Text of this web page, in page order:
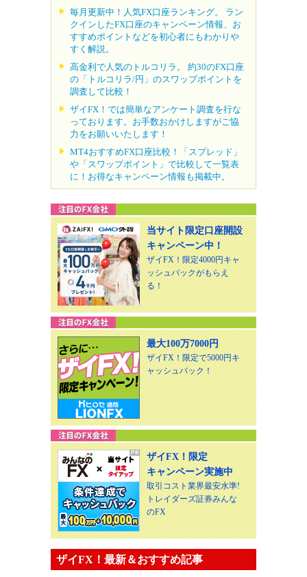
毎月更新中！人気FX口座ランキング。 ラン
クインしたFX口座のキャンペーン情報、お
すすめポイントなどを初心者にもわかりや
すく解説。
高金利で人気のトルコリラ。 約30のFX口座
の「トルコリラ/円」のスワップポイントを
調査して比較！
ザイFX！では簡単なアンケート調査を行な
っております。お手数おかけしますがご協
力をお願いいたします！
MT4おすすめFX口座比較！「スプレッド」
や「スワップポイント」で比較して一覧表
に！お得なキャンペーン情報も掲載中。
当サイト限定口座開設
キャンペーン中！
ザイFX！限定4000円キャ
ッシュバックがもらえ
る！
最大100万7000円
ザイFX！限定で5000円キ
ャッシュバック！
ザイFX！限定
キャンペーン実施中
取引コスト業界最安水準!
トレイダーズ証券みんな
のFX
ザイFX！最新＆おすすめ記事